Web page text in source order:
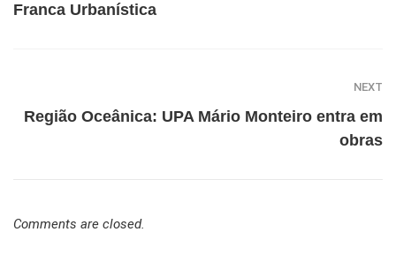
Franca Urbanística
NEXT
Região Oceânica: UPA Mário Monteiro entra em
obras
Comments are closed.